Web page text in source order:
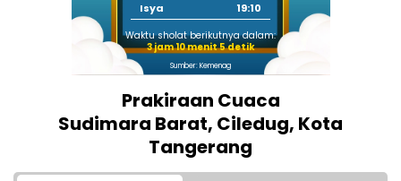
Isya
19:10
Waktu sholat berikutnya dalam:
3 jam 10 menit 4 detik
Sumber: Kemenag
Prakiraan Cuaca
Sudimara Barat, Ciledug, Kota
Tangerang